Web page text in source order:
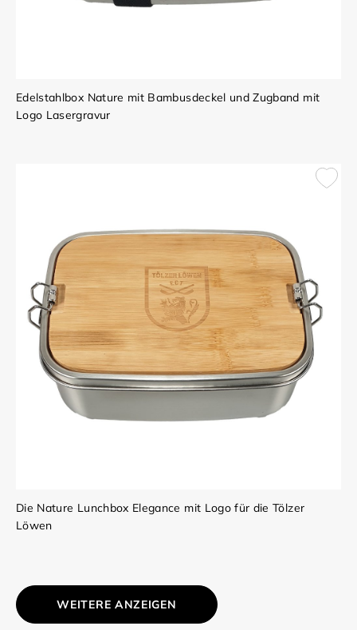
Edelstahlbox Nature mit Bambusdeckel und Zugband mit
Logo Lasergravur
Die Nature Lunchbox Elegance mit Logo für die Tölzer
Löwen
WEITERE ANZEIGEN